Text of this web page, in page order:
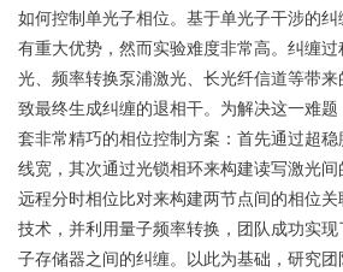
如何控制单光子相位。基于单光子干涉的
有重大优势，然而实验难度非常高。纠缠
光、频率转换泵浦激光、长光纤信道等带
致最终生成纠缠的退相干。为解决这一难
套非常精巧的相位控制方案：首先通过超
线宽，其次通过光锁相环来构建读写激光
远程分时相位比对来构建两节点间的相位
技术，并利用量子频率转换，团队成功实
子存储器之间的纠缠。以此为基础，研究